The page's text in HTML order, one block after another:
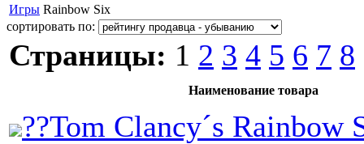
Игры Rainbow Six
сортировать по:
Страницы: 1 2 3 4 5 6 7 8
Наименование товара
??Tom Clancy´s Rainbow